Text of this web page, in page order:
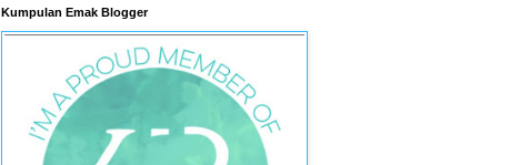
Kumpulan Emak Blogger